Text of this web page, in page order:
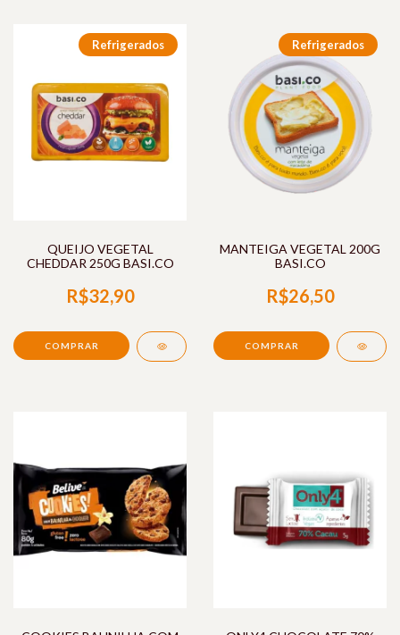
Refrigerados
QUEIJO VEGETAL
CHEDDAR 250G BASI.CO
R$32,90
Refrigerados
MANTEIGA VEGETAL 200G
BASI.CO
R$26,50